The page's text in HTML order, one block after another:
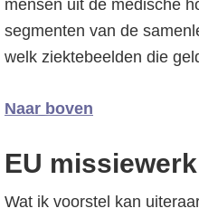
mensen uit de medische
segmenten van de
welk ziektebeelden die
Naar boven
EU
Wat ik voorstel kan